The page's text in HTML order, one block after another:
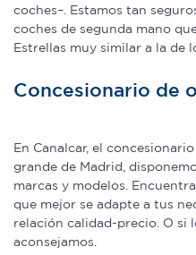
coches–. Estamos tan
coches de segunda mano
Estrellas muy similar a la de
Concesionario de
En Canalcar, el
grande de Madrid,
marcas y modelos.
que mejor se adapte a tus
relación calidad-precio. O si
aconsejamos.